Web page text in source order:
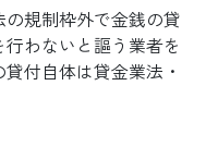
規制枠外で金銭の貸
わないと謳う業者を
付自体は貸金業法・